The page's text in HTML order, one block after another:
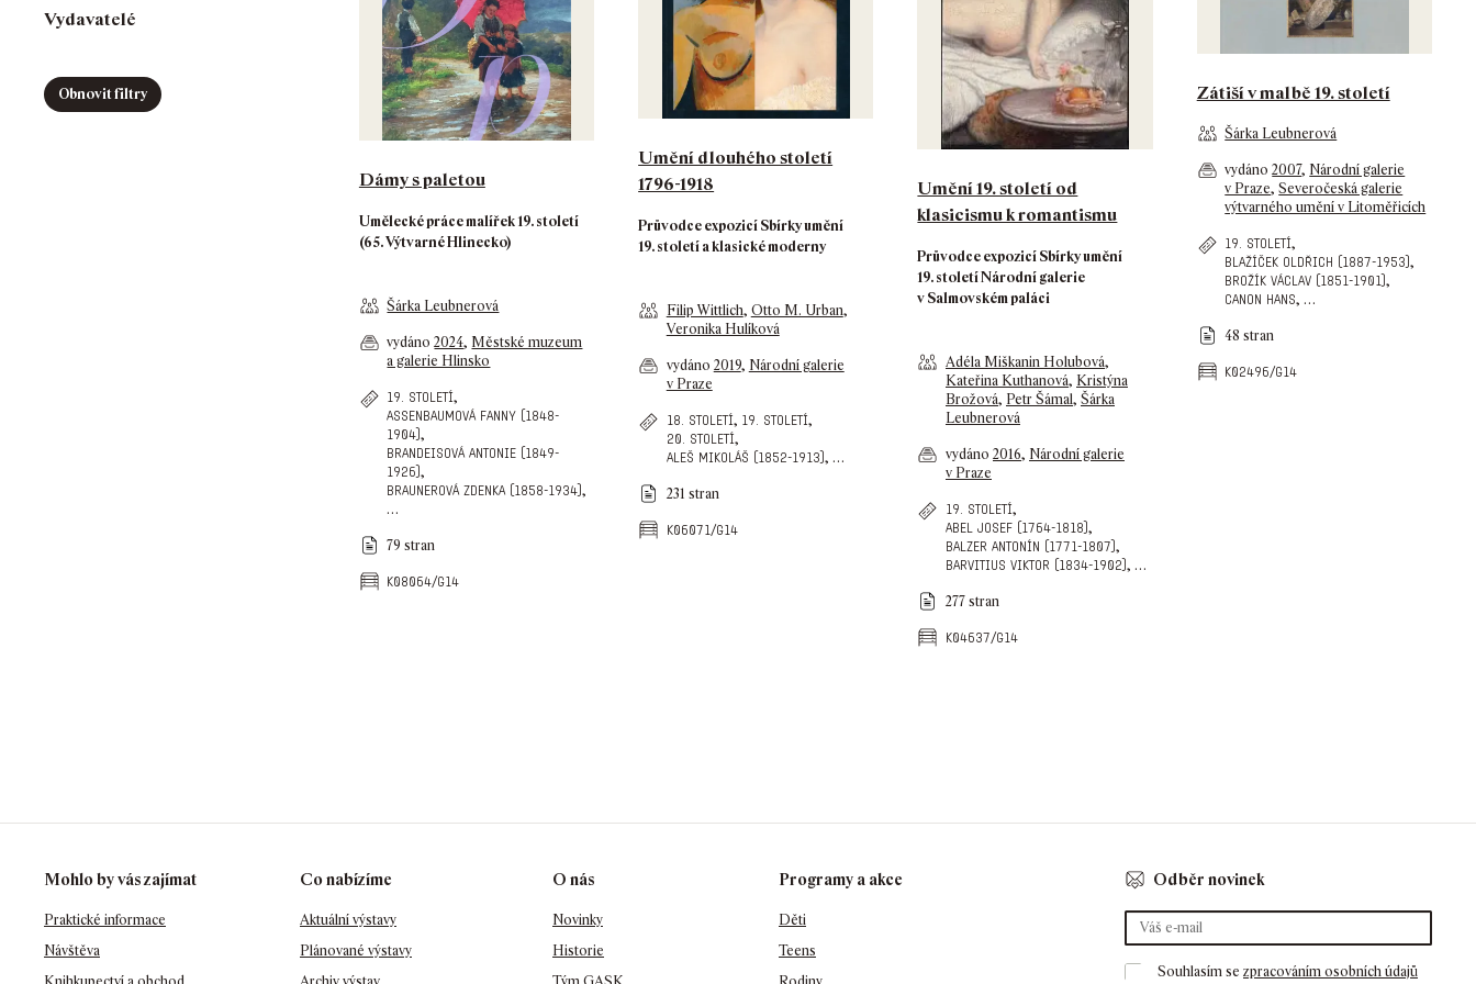
Vydavatelé
Obnovit filtry
Dámy s paletou
Umělecké práce malířek 19. století
(65. Výtvarné Hlinecko)
Šárka Leubnerová
vydáno2024, Městské muzeum
a galerie Hlinsko
19. století,
assenbaumová fanny (1848-
1904),
brandeisová antonie (1849-
1926),
braunerová zdenka (1858-1934),
…
79 stran
k08064/g14
Umění dlouhého století
1796-1918
Průvodce expozicí Sbírky umění
19. století a klasické moderny
Filip Wittlich, Otto M. Urban,
Veronika Hulíková
vydáno 2019, Národní galerie
v Praze
18. století, 19. století,
20. století,
aleš mikoláš (1852-1913), …
231 stran
k06071/g14
Umění 19. století od
klasicismu k romantismu
Průvodce expozicí Sbírky umění
19. století Národní galerie
v Salmovském paláci
Adéla Miškanin Holubová,
Kateřina Kuthanová, Kristýna
Brožová, Petr Šámal, Šárka
Leubnerová
vydáno 2016, Národní galerie
v Praze
19. století,
abel josef (1764-1818),
balzer antonín (1771-1807),
barvitius viktor (1834-1902), …
277 stran
k04637/g14
Zátiší v malbě 19. století
Šárka Leubnerová
vydáno2007, Národní galerie
v Praze,Severočeská galerie
výtvarného umění v Litoměřicích
19. století,
blažíček oldřich (1887-1953),
brožík václav (1851-1901),
canon hans, …
48 stran
k02496/g14
Mohlo by vás zajímat
Praktické informace
Návštěva
Co nabízíme
Aktuální výstavy
Plánované výstavy
O nás
Novinky
Historie
Programy a akce
Děti
Teens
Odběr novinek
Souhlasím se zpracováním osobních údajů